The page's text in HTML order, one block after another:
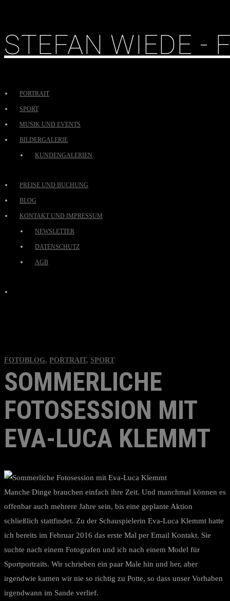
STEFAN WIEDE -
PORTRAIT
SPORT
MUSIK UND EVENTS
BILDERGALERIE
KUNDENGALERIEN
PREISE UND BUCHUNG
BLOG
KONTAKT UND IMPRESSUM
NEWSLETTER
DATENSCHUTZ
AGB
FOTOBLOG, PORTRAIT, SPORT
SOMMERLICHE
FOTOSESSION MIT
EVA-LUCA KLEMMT
Manche Dinge brauchen einfach ihre Zeit. Und manchmal können es
offenbar auch mehrere Jahre sein, bis eine geplante Aktion
schließlich stattfindet. Zu der Schauspielerin Eva-Luca Klemmt hatte
ich bereits im Februar 2016 das erste Mal per Email Kontakt. Sie
suchte nach einem Fotografen und ich nach einem Model für
Sportportraits. Wir schrieben ein paar Male hin und her, aber
irgendwie kamen wir nie so richtig zu Potte, so dass unser Vorhaben
irgendwann im Sande verlief.